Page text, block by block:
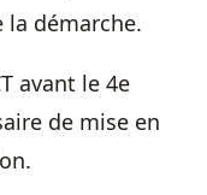
la démarche.
avant le 4e
de mise en